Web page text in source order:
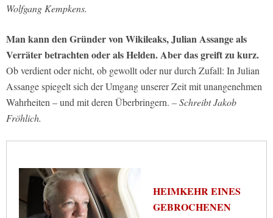
Wolfgang Kempkens.
Man kann den Gründer von Wikileaks, Julian Assange als
Verräter betrachten oder als Helden. Aber das greift zu kurz.
Ob verdient oder nicht, ob gewollt oder nur durch Zufall: In Julian
Assange spiegelt sich der Umgang unserer Zeit mit unangenehmen
Wahrheiten – und mit deren Überbringern. – Schreibt Jakob
Fröhlich.
HEIMKEHR EINES
GEBROCHENEN